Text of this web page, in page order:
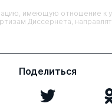
имеющую отношение к
Диссернета,
Поделиться